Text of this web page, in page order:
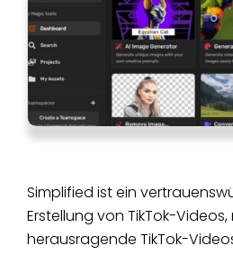
Simplified ist ein
Erstellung von TikTok-Videos,
herausragende TikTok-